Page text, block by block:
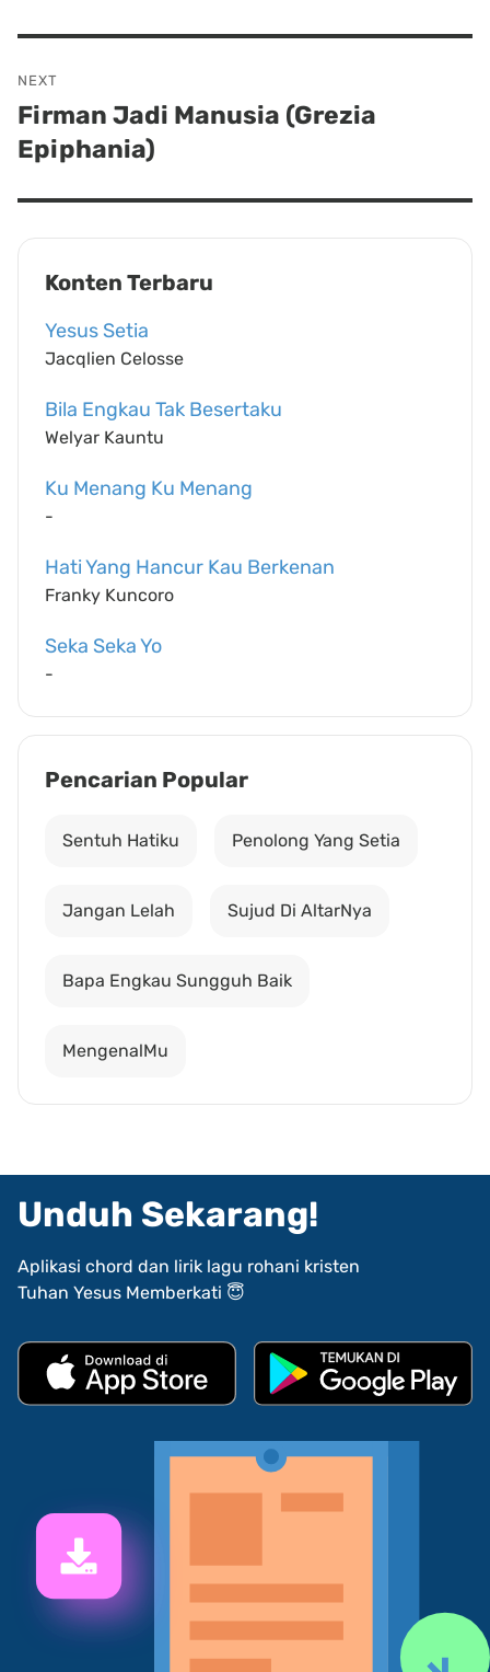
NEXT
Next
post:
Firman Jadi Manusia (Grezia
Epiphania)
Konten Terbaru
Yesus Setia
Jacqlien Celosse
Bila Engkau Tak Besertaku
Welyar Kauntu
Ku Menang Ku Menang
-
Hati Yang Hancur Kau Berkenan
Franky Kuncoro
Seka Seka Yo
-
Pencarian Popular
Sentuh Hatiku Penolong Yang Setia
Jangan Lelah Sujud Di AltarNya
Bapa Engkau Sungguh Baik
MengenalMu
Unduh Sekarang!
Aplikasi chord dan lirik lagu rohani kristen
Tuhan Yesus Memberkati 😇